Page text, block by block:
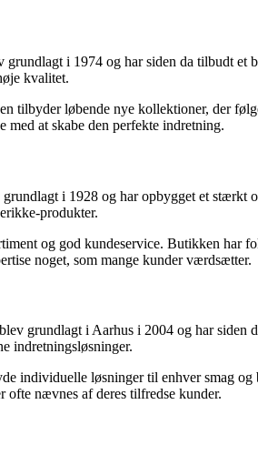
i 1974 og har siden da tilbudt et
kvalitet.
løbende nye kollektioner, der
at skabe den perfekte indretning.
i 1928 og har opbygget et stærkt
produkter.
og god kundeservice. Butikken har
noget, som mange kunder værdsætter.
grundlagt i Aarhus i 2004 og har
indretningsløsninger.
individuelle løsninger til enhver smag og
ofte nævnes af deres tilfredse kunder.